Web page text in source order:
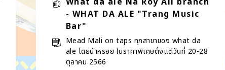
- WHAT DA ALE "Trang Music
Bar"
Mead Mali on taps ทุกสาขาของ what da
ale โดยน้าหรอย ในราคาพิเศษตั้งแต่วันที่ 20-28
ตุลาคม 2566